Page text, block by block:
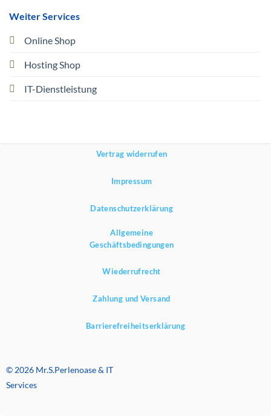
Weiter Services
Online Shop
Hosting Shop
IT-Dienstleistung
Vertrag widerrufen
Impressum
Datenschutzerklärung
Allgemeine
Geschäftsbedingungen
Wiederrufrecht
Zahlung und Versand
Barrierefreiheitserklärung
© 2026 Mr.S.Perlenoase & IT
Services